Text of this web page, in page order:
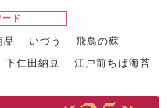
ド
品 いづう
飛鳥の蘇
下仁田納豆
江戸前ちば海苔